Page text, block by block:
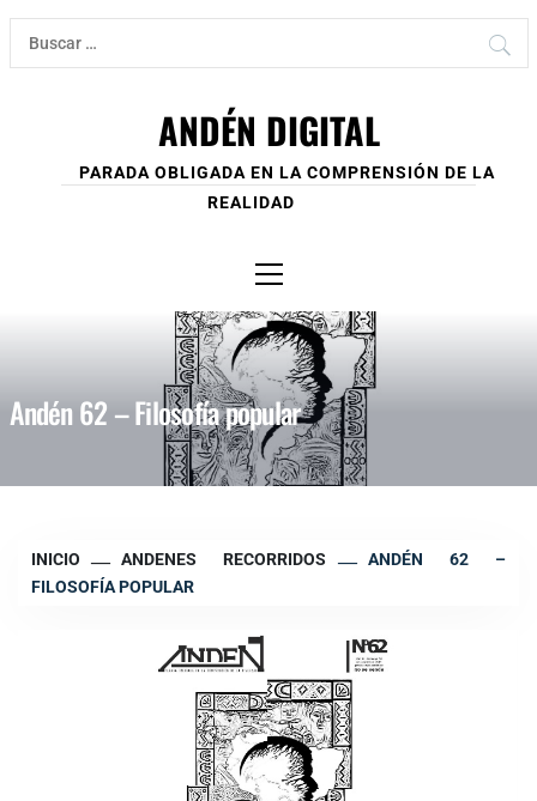
Ir
contenido
Buscar:
ANDÉN DIGITAL
PARADA OBLIGADA EN LA COMPRENSIÓN DE LA
REALIDAD
principal
Andén 62 – Filosofía popular
INICIO ANDENES RECORRIDOS
ANDÉN 62 –
FILOSOFÍA POPULAR